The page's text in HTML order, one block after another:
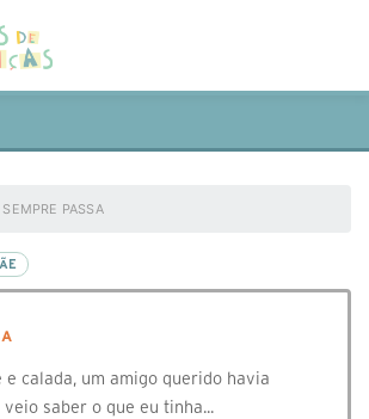
SEMPRE PASSA
e calada, um amigo querido havia
saber o que eu tinha...